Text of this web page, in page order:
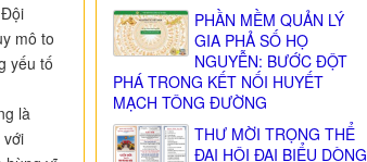
mô to
yếu tố
là
với
PHẦN MỀM QUẢN LÝ
GIA PHẢ SỐ HỌ
NGUYỄN: BƯỚC ĐỘT
PHÁ TRONG KẾT NỐI HUYẾT
MẠCH TÔNG ĐƯỜNG
THƯ MỜI TRỌNG THỂ
ĐẠI HỘI ĐẠI BIỂU DÒNG